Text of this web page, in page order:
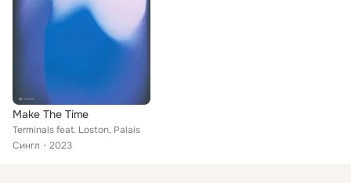
Make The Time
Terminals feat. Loston, Palais
Сингл
2023